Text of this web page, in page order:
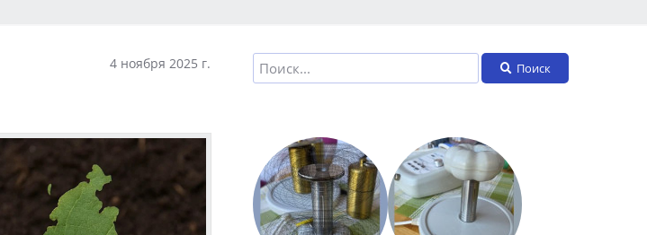
4 ноября 2025 г. Поиск